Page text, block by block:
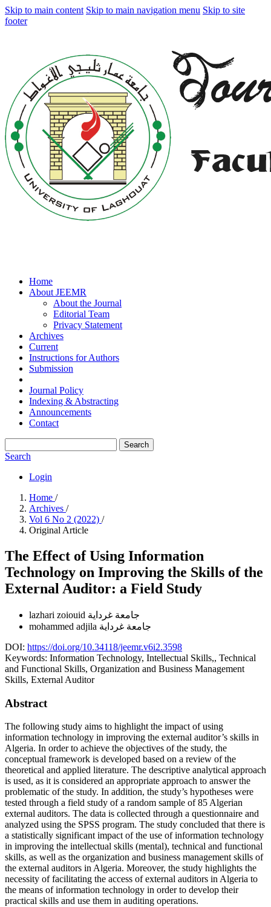
Skip to main content Skip to main navigation menu Skip to site
footer
Home
About JEEMR
About the Journal
Editorial Team
Privacy Statement
Archives
Current
Instructions for Authors
Submission
Journal Policy
Indexing & Abstracting
Announcements
Contact
Search
Search
Login
Home /
Archives /
Vol 6 No 2 (2022) /
Original Article
The Effect of Using Information
Technology on Improving the Skills of the
External Auditor: a Field Study
lazhari zoiouid جامعة غرداية
mohammed adjila جامعة غرداية
DOI: https://doi.org/10.34118/jeemr.v6i2.3598
Keywords: Information Technology, Intellectual Skills,, Technical
and Functional Skills, Organization and Business Management
Skills, External Auditor
Abstract
The following study aims to highlight the impact of using
information technology in improving the external auditor’s skills in
Algeria. In order to achieve the objectives of the study, the
conceptual framework is developed based on a review of the
theoretical and applied literature. The descriptive analytical approach
is used, as it is considered an appropriate approach to answer the
problematic of the study. In addition, the study’s hypotheses were
tested through a field study of a random sample of 85 Algerian
external auditors. The data is collected through a questionnaire and
analyzed using the SPSS program. The study concluded that there is
a statistically significant impact of the use of information technology
in improving the intellectual skills (mental), technical and functional
skills, as well as the organization and business management skills of
the external auditors in Algeria. Moreover, the study highlights the
necessity of facilitating the access of external auditors in Algeria to
the means of information technology in order to develop their
practical skills and use them in auditing operations.